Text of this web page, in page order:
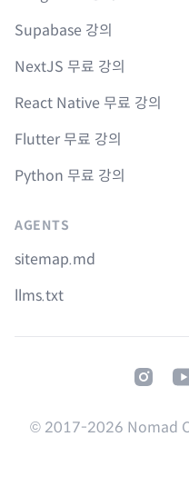
Supabase 강의
NextJS 무료 강의
React Native 무료 강의
Flutter 무료 강의
Python 무료 강의
AGENTS
sitemap.md
llms.txt
© 2017-2026 Nomad